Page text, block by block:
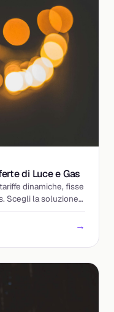
di Luce e Gas
dinamiche, fisse
Scegli la soluzione
→